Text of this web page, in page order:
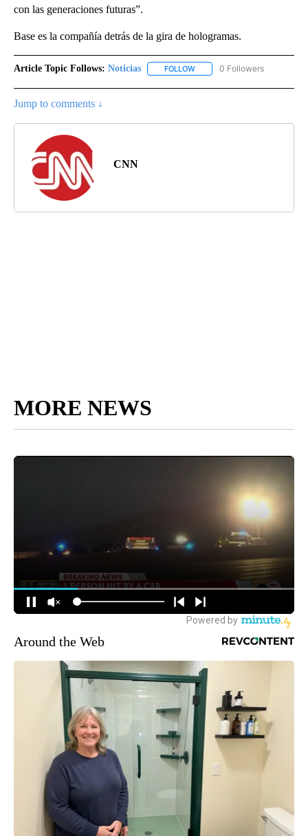
con las generaciones futuras”.
Base es la compañía detrás de la gira de hologramas.
Article Topic Follows: Noticias FOLLOW FOLLOW "NOTICIAS" TO
0 Followers
Jump to comments ↓
CNN
MORE NEWS
Around the Web